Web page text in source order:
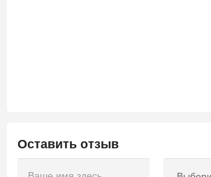
Оставить отзыв